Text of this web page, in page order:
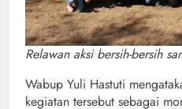
Relawan aksi bersih-bersih
Wabup Yuli Hastuti
kegiatan tersebut sebagai